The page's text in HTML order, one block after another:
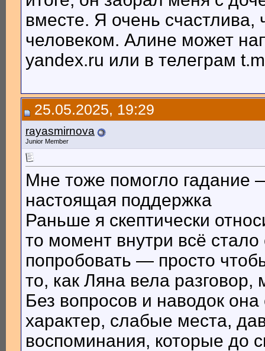
вместе. Я очень
человеком. Алине может
yandex.ru или в телеграм
25.05.2025, 19:29
rayasmirnova
Junior Member
Мне тоже помогло гадание
настоящая поддержка
Раньше я скептически
то момент внутри всё
попробовать — просто
то, как Ляна вела разговор,
Без вопросов и наводок
характер, слабые места,
воспоминания, которые до